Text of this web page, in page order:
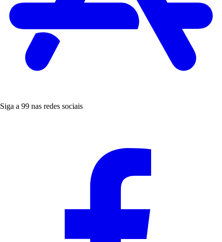
Siga a 99 nas redes sociais